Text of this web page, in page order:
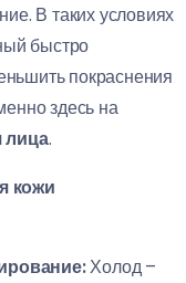
В таких условиях
быстро
покраснения
здесь на
лица.
кожи
Холод –